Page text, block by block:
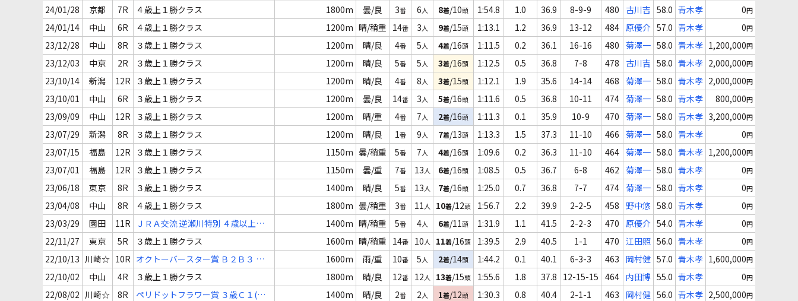
24/01/28 京都 7R ４歳上１勝クラス 1800m 曇/良 3番 6人 8着/10頭 1:54.8 1.0 36.9 8-9-9 480 古川吉 58.0 青木孝 0円
24/01/14 中山 6R ４歳上１勝クラス 1200m 晴/稍重 14番 3人 9着/15頭 1:13.1 1.2 36.9 13-12 484 原優介 57.0 青木孝 0円
23/12/28 中山 8R ３歳上１勝クラス 1200m 晴/良 4番 5人 4着/16頭 1:11.5 0.2 36.1 16-16 480 菊澤一 58.0 青木孝 1,200,000円
23/12/03 中京 2R ３歳上１勝クラス 1200m 晴/良 5番 5人 3着/16頭 1:12.5 0.5 36.8 7-8 478 古川吉 58.0 青木孝 2,000,000円
23/10/14 新潟 12R ３歳上１勝クラス 1200m 晴/良 4番 8人 3着/15頭 1:12.1 1.9 35.6 14-14 468 菊澤一 58.0 青木孝 2,000,000円
23/10/01 中山 6R ３歳上１勝クラス 1200m 曇/良 14番 3人 5着/16頭 1:11.6 0.5 36.8 10-11 474 菊澤一 58.0 青木孝 800,000円
23/09/09 中山 12R ３歳上１勝クラス 1200m 晴/重 4番 7人 2着/16頭 1:11.3 0.1 35.9 10-9 470 菊澤一 58.0 青木孝 3,200,000円
23/07/29 新潟 8R ３歳上１勝クラス 1200m 晴/良 1番 9人 7着/13頭 1:13.3 1.5 37.3 11-10 466 菊澤一 58.0 青木孝 0円
23/07/15 福島 12R ３歳上１勝クラス 1150m 曇/稍重 5番 7人 4着/16頭 1:09.6 0.2 36.3 11-10 464 菊澤一 58.0 青木孝 1,200,000円
23/07/01 福島 12R ３歳上１勝クラス 1150m 曇/重 7番 13人 6着/16頭 1:08.5 0.5 36.7 6-8 462 菊澤一 58.0 青木孝 0円
23/06/18 東京 8R ３歳上１勝クラス 1400m 晴/良 5番 13人 7着/16頭 1:25.0 0.7 36.8 7-7 474 菊澤一 58.0 青木孝 0円
23/04/08 中山 8R ４歳上１勝クラス 1800m 曇/稍重 3番 11人 10着/12頭 1:56.7 2.2 39.9 2-2-5 458 野中悠 58.0 青木孝 0円
23/03/29 園田 11R
ＪＲＡ交流 逆瀬川特別 ４歳以上登
録馬特別
1400m 晴/稍重 5番 4人 6着/11頭 1:31.9 1.1 41.5 2-2-3 470 原優介 54.0 青木孝 0円
22/11/27 東京 5R ３歳上１勝クラス 1600m 晴/稍重 14番 10人 11着/16頭 1:39.5 2.9 40.5 1-1 470 江田照 56.0 青木孝 0円
22/10/13 川崎☆ 10R オクトーバースター賞 Ｂ２Ｂ３ 選
定馬ＪＲＡ選定馬
1600m 雨/重 10番 5人 2着/14頭 1:44.2 0.1 40.1 6-3-3 463 岡村健 57.0 青木孝 1,600,000円
22/10/02 中山 4R ３歳上１勝クラス 1800m 晴/良 12番 12人 13着/15頭 1:55.6 1.8 37.8 12-15-15 464 内田博 55.0 青木孝 0円
22/08/02 川崎☆ 8R
ペリドットフラワー賞 ３歳Ｃ１(下)
1400m 晴/良 2番 2人 1着/12頭 1:30.3 0.8 40.4 2-1-1 463 岡村健 56.0 青木孝 2,500,000円